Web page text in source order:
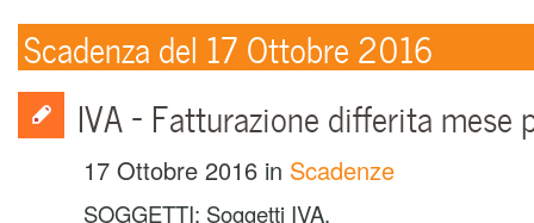
Scadenza del 17 Ottobre 2016
IVA – Fatturazione differita mese
17 Ottobre 2016 in Scadenze
SOGGETTI: Soggetti IVA.